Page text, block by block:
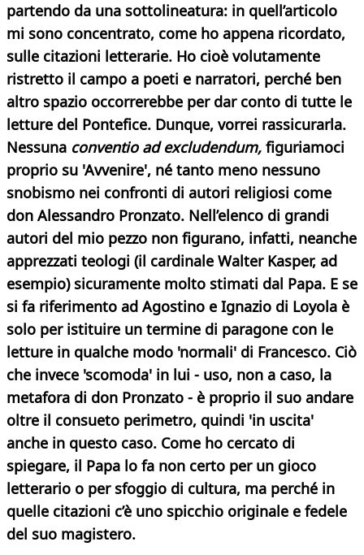
partendo da una sottolineatura: in quell’articolo
mi sono concentrato, come ho appena ricordato,
sulle citazioni letterarie. Ho cioè volutamente
ristretto il campo a poeti e narratori, perché ben
altro spazio occorrerebbe per dar conto di tutte le
letture del Pontefice. Dunque, vorrei rassicurarla.
Nessuna conventio ad excludendum, figuriamoci
proprio su 'Avvenire', né tanto meno nessuno
snobismo nei confronti di autori religiosi come
don Alessandro Pronzato. Nell’elenco di grandi
autori del mio pezzo non figurano, infatti, neanche
apprezzati teologi (il cardinale Walter Kasper, ad
esempio) sicuramente molto stimati dal Papa. E se
si fa riferimento ad Agostino e Ignazio di Loyola è
solo per istituire un termine di paragone con le
letture in qualche modo 'normali' di Francesco. Ciò
che invece 'scomoda' in lui - uso, non a caso, la
metafora di don Pronzato - è proprio il suo andare
oltre il consueto perimetro, quindi 'in uscita'
anche in questo caso. Come ho cercato di
spiegare, il Papa lo fa non certo per un gioco
letterario o per sfoggio di cultura, ma perché in
quelle citazioni c’è uno spicchio originale e fedele
del suo magistero.